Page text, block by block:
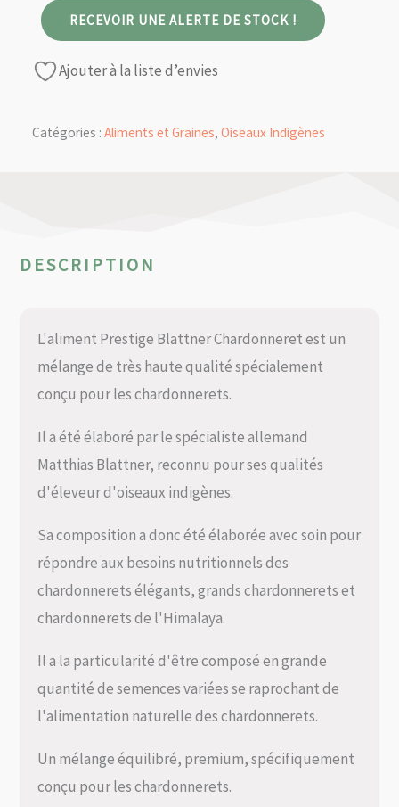
RECEVOIR UNE ALERTE DE STOCK !
Ajouter à la liste d’envies
Catégories : Aliments et Graines, Oiseaux Indigènes
DESCRIPTION
L'aliment Prestige Blattner Chardonneret est un
mélange de très haute qualité spécialement
conçu pour les chardonnerets.
Il a été élaboré par le spécialiste allemand
Matthias Blattner, reconnu pour ses qualités
d'éleveur d'oiseaux indigènes.
Sa composition a donc été élaborée avec soin pour
répondre aux besoins nutritionnels des
chardonnerets élégants, grands chardonnerets et
chardonnerets de l'Himalaya.
Il a la particularité d'être composé en grande
quantité de semences variées se raprochant de
l'alimentation naturelle des chardonnerets.
Un mélange équilibré, premium, spécifiquement
conçu pour les chardonnerets.